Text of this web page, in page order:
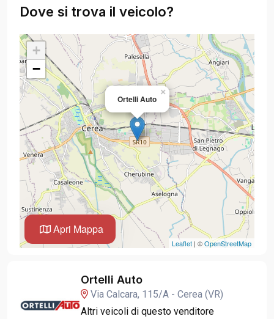
Dove si trova il veicolo?
Apri Mappa
Ortelli Auto
×
+
−
Leaflet | ©OpenStreetMap
Ortelli Auto
Via Calcara, 115/A - Cerea (VR)
Altri veicoli di questo venditore